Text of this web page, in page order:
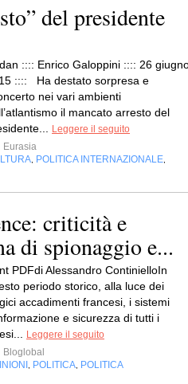
del presidente
:::: Enrico Galoppini :::: 26
:::: Ha destato sorpresa e
nei vari ambienti
il mancato arresto del
Leggere il seguito
Eurasia
POLITICA INTERNAZIONALE
criticità e
di spionaggio e...
PDFdi Alessandro ContinielloIn
periodo storico, alla luce dei
accadimenti francesi, i sistemi
e sicurezza di tutti i
Leggere il seguito
Bloglobal
POLITICA POLITICA